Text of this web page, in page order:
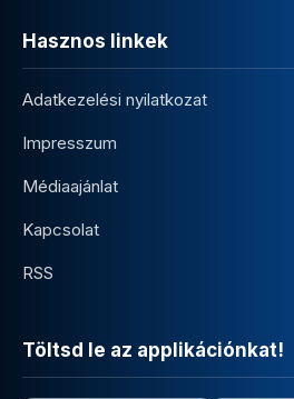
Hasznos linkek
Adatkezelési nyilatkozat
Impresszum
Médiaajánlat
Kapcsolat
RSS
Töltsd le az applikációnkat!